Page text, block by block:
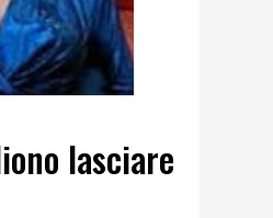
lasciare